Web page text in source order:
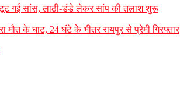
गई सांस, लाठी-डंडे लेकर सांप की तलाश शुरू
मौत के घाट, 24 घंटे के भीतर रायपुर से प्रेमी गिरफ्तार